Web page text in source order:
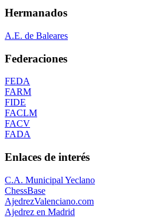
Hermanados
A.E. de Baleares
Federaciones
FEDA
FARM
FIDE
FACLM
FACV
FADA
Enlaces de interés
C.A. Municipal Yeclano
ChessBase
AjedrezValenciano.com
Ajedrez en Madrid